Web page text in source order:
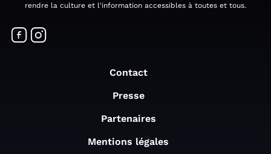
rendre la culture et l'information accessibles à toutes et tous.
Contact
Presse
Partenaires
Mentions légales